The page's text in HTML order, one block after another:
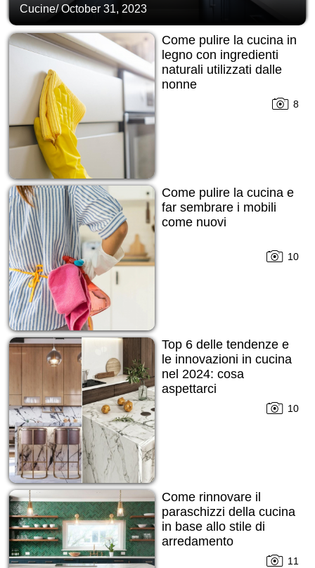
Cucine/October 31, 2023
Come pulire la cucina in
legno con ingredienti
naturali utilizzati dalle
nonne
8
Come pulire la cucina e
far sembrare i mobili
come nuovi
10
Top 6 delle tendenze e
le innovazioni in cucina
nel 2024: cosa
aspettarci
10
Come rinnovare il
paraschizzi della cucina
in base allo stile di
arredamento
11